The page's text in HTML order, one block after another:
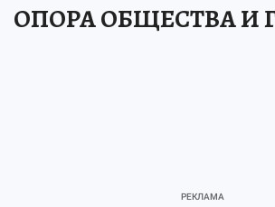
ОПОРА ОБЩЕСТВА И